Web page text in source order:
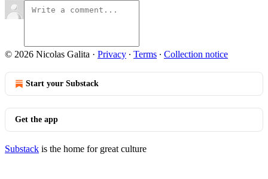
© 2026 Nicolas Galita · Privacy ∙ Terms ∙ Collection notice
Start your Substack
Get the app
Substack is the home for great culture